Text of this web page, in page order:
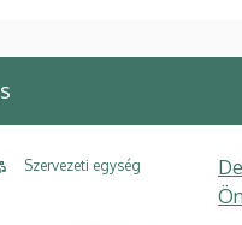
Szervezeti egység